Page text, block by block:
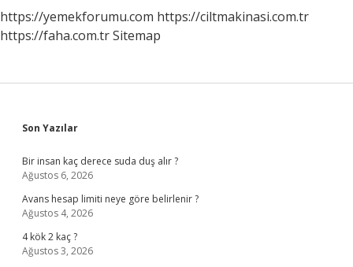
https://yemekforumu.com https://ciltmakinasi.com.tr
https://faha.com.trSitemap
Sidebar
Son Yazılar
Bir insan kaç derece suda duş alır ?
Ağustos 6, 2026
Avans hesap limiti neye göre belirlenir ?
Ağustos 4, 2026
4 kök 2 kaç ?
Ağustos 3, 2026